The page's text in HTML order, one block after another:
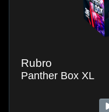
Rubro
Panther Box XL